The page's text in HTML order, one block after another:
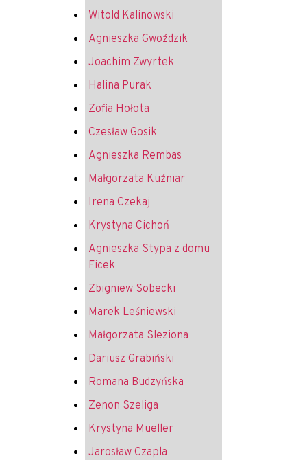
Witold Kalinowski
Agnieszka Gwoździk
Joachim Zwyrtek
Halina Purak
Zofia Hołota
Czesław Gosik
Agnieszka Rembas
Małgorzata Kuźniar
Irena Czekaj
Krystyna Cichoń
Agnieszka Stypa z domu
Ficek
Zbigniew Sobecki
Marek Leśniewski
Małgorzata Sleziona
Dariusz Grabiński
Romana Budzyńska
Zenon Szeliga
Krystyna Mueller
Jarosław Czapla